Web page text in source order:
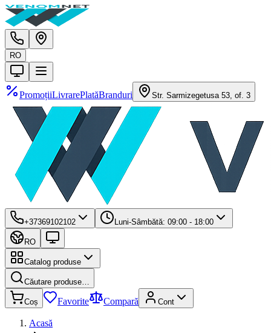
RO
PromoțiiLivrarePlatăBranduri Str. Sarmizegetusa 53, of. 3
+37369102102 Luni-Sâmbătă: 09:00 - 18:00
RO
Catalog produse
Căutare produse…
Coș Favorite Compară Cont
Acasă